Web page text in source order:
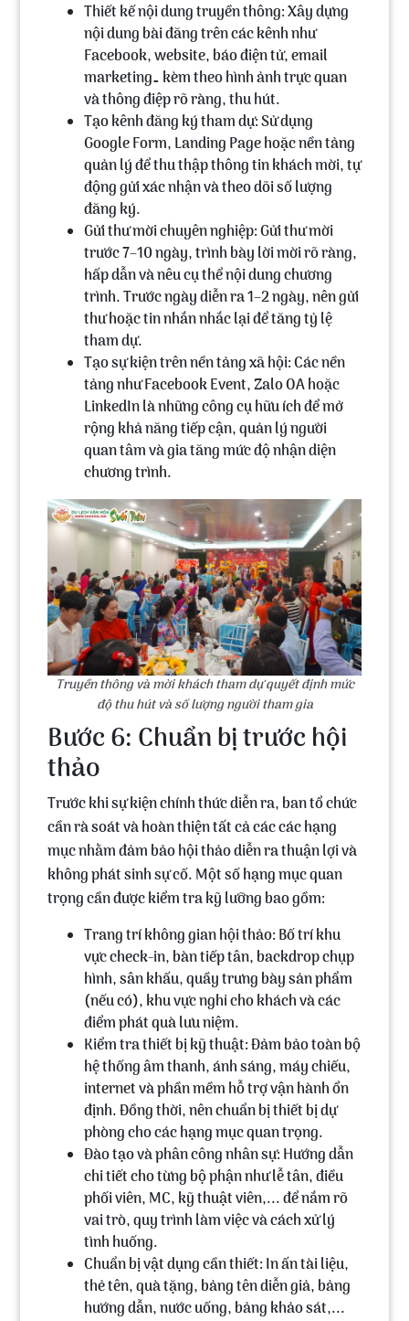
Thiết kế nội dung truyền thông:Xây dựng
nội dung bài đăng trên các kênh như
Facebook, website, báo điện tử, email
marketing… kèm theo hình ảnh trực quan
và thông điệp rõ ràng, thu hút.
Tạo kênh đăng ký tham dự:Sử dụng
Google Form, Landing Page hoặc nền tảng
quản lý để thu thập thông tin khách mời, tự
động gửi xác nhận và theo dõi số lượng
đăng ký.
Gửi thư mời chuyên nghiệp: Gửi thư mời
trước 7–10 ngày, trình bày lời mời rõ ràng,
hấp dẫn và nêu cụ thể nội dung chương
trình. Trước ngày diễn ra 1–2 ngày, nên gửi
thư hoặc tin nhắn nhắc lại để tăng tỷ lệ
tham dự.
Tạo sự kiện trên nền tảng xã hội:Các nền
tảng như Facebook Event, Zalo OA hoặc
LinkedIn là những công cụ hữu ích để mở
rộng khả năng tiếp cận, quản lý người
quan tâm và gia tăng mức độ nhận diện
chương trình.
Truyền thông và mời khách tham dự quyết định mức
độ thu hút và số lượng người tham gia
Bước 6: Chuẩn bị trước hội
thảo
Trước khi sự kiện chính thức diễn ra, ban tổ chức
cần rà soát và hoàn thiện tất cả các các hạng
mục nhằm đảm bảo hội thảo diễn ra thuận lợi và
không phát sinh sự cố. Một số hạng mục quan
trọng cần được kiểm tra kỹ lưỡng bao gồm:
Trang trí không gian hội thảo:Bố trí khu
vực check-in, bàn tiếp tân, backdrop chụp
hình, sân khấu, quầy trưng bày sản phẩm
(nếu có), khu vực nghỉ cho khách và các
điểm phát quà lưu niệm.
Kiểm tra thiết bị kỹ thuật:Đảm bảo toàn bộ
hệ thống âm thanh, ánh sáng, máy chiếu,
internet và phần mềm hỗ trợ vận hành ổn
định. Đồng thời, nên chuẩn bị thiết bị dự
phòng cho các hạng mục quan trọng.
Đào tạo và phân công nhân sự:Hướng dẫn
chi tiết cho từng bộ phận như lễ tân, điều
phối viên, MC, kỹ thuật viên,... để nắm rõ
vai trò, quy trình làm việc và cách xử lý
tình huống.
Chuẩn bị vật dụng cần thiết:In ấn tài liệu,
thẻ tên, quà tặng, bảng tên diễn giả, bảng
hướng dẫn, nước uống, bảng khảo sát,...